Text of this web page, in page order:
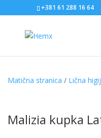
+381 61 288 16 64
Matična stranica / Lična
Malizia kupka